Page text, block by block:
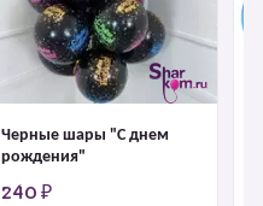
Черные шары "С днем
рождения"
240 ₽